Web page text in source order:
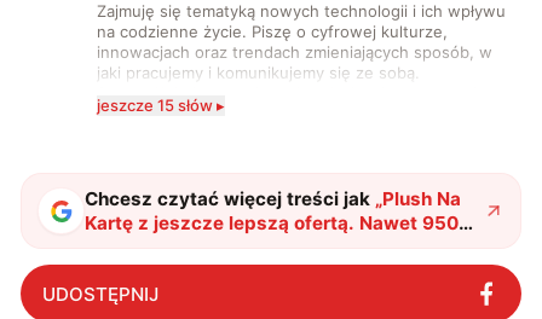
Zajmuję się tematyką nowych technologii i ich wpływu
na codzienne życie. Piszę o cyfrowej kulturze,
innowacjach oraz trendach zmieniających sposób, w
jaki pracujemy i komunikujemy się ze sobą.
Szczególnie interesuje mnie relacja między rozwojem
technologii a współczesną popkulturą. W wolnych
jeszcze 15 słów ▸
Chcesz czytać więcej treści jak „Plush Na
Kartę z jeszcze lepszą ofertą. Nawet 9500
GB, które nie przepadają i tańsze pakiety
cykliczne"?
UDOSTĘPNIJ